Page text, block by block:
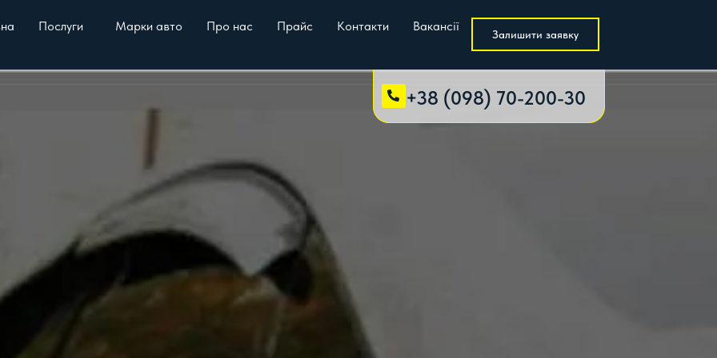
Послуги Марки авто Про нас Прайс Контакти Вакансії
Залишити заявку
+38 (098) 70-200-30